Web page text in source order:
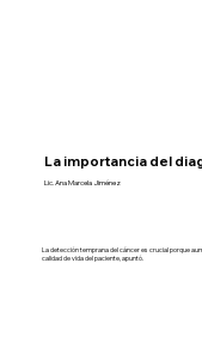
La importancia del
Lic. Ana Marcela Jiménez
La detección temprana del cáncer es crucial porque
calidad de vida del paciente, apuntó.